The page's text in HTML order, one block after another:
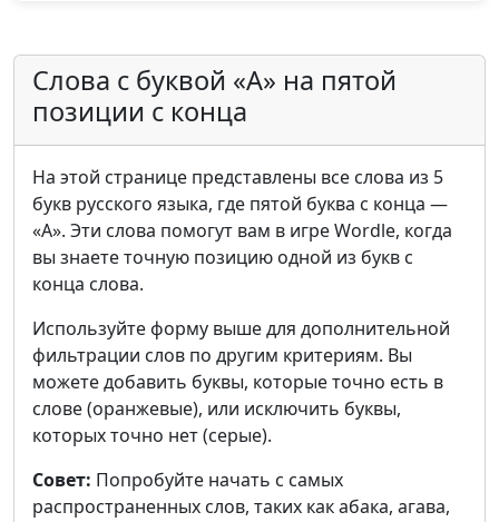
Слова с буквой «А» на пятой
позиции с конца
На этой странице представлены все слова из 5
букв русского языка, где пятой буква с конца —
«А». Эти слова помогут вам в игре Wordle, когда
вы знаете точную позицию одной из букв с
конца слова.
Используйте форму выше для дополнительной
фильтрации слов по другим критериям. Вы
можете добавить буквы, которые точно есть в
слове (оранжевые), или исключить буквы,
которых точно нет (серые).
Совет: Попробуйте начать с самых
распространенных слов, таких как абака, агава,